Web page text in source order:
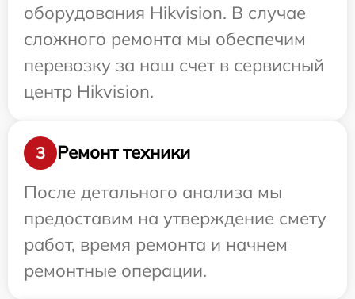
оборудования Hikvision. В случае
сложного ремонта мы обеспечим
перевозку за наш счет в сервисный
центр Hikvision.
3
Ремонт техники
После детального анализа мы
предоставим на утверждение смету
работ, время ремонта и начнем
ремонтные операции.